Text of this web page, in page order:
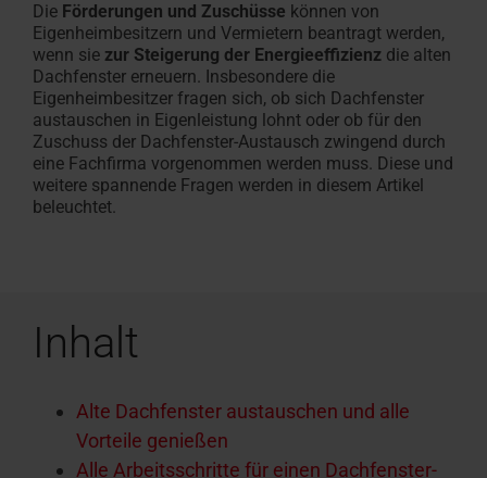
Die Förderungen und Zuschüsse können von
Eigenheimbesitzern und Vermietern beantragt werden,
wenn sie zur Steigerung der Energieeffizienz die alten
Dachfenster erneuern. Insbesondere die
Eigenheimbesitzer fragen sich, ob sich Dachfenster
austauschen in Eigenleistung lohnt oder ob für den
Zuschuss der Dachfenster-Austausch zwingend durch
eine Fachfirma vorgenommen werden muss. Diese und
weitere spannende Fragen werden in diesem Artikel
beleuchtet.
Inhalt
Alte Dachfenster austauschen und alle
Vorteile genießen
Alle Arbeitsschritte für einen Dachfenster-